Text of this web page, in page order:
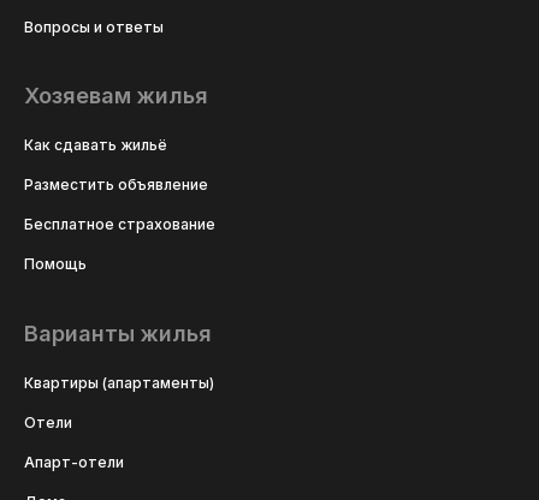
Вопросы и ответы
Хозяевам жилья
Как сдавать жильё
Разместить объявление
Бесплатное страхование
Помощь
Варианты жилья
Квартиры (апартаменты)
Отели
Апарт-отели